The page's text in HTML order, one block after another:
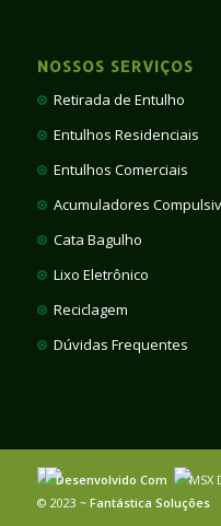
NOSSOS SERVIÇOS
Retirada de Entulho
Entulhos Residenciais
Entulhos Comerciais
Acumuladores
Cata Bagulho
Lixo Eletrônico
Reciclagem
Dúvidas Frequentes
Desenvolvido Com MSX
© 2023 ~ Fantástica Soluções